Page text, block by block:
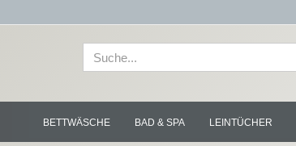
BETTWÄSCHE BAD & SPA LEINTÜCHER